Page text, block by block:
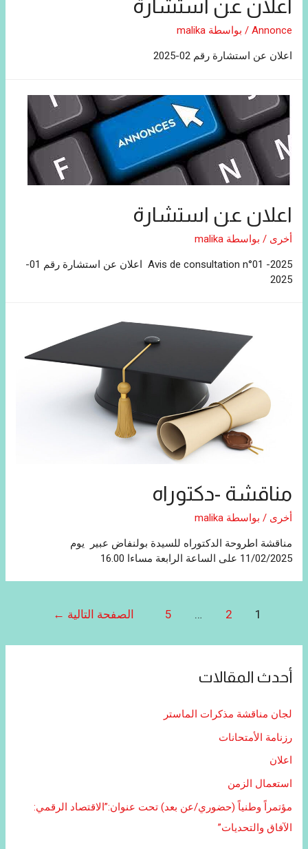
اعلان عن استشارة
Annonce / بواسطة malika
اعلان عن استشارة رقم 02-2025
اعلان عن استشارة
أخرى / بواسطة malika
Avis de consultation n°01 -2025 اعلان عن استشارة رقم 01-
2025
مناقشة -دكتوراه
أخرى / بواسطة malika
مناقشة اطروحة الدكتوراه للسيدة بولنفاض عبير يوم
11/02/2025 على الساعة الرابعة مساءا 16.00
1
2
…
5 الصفحة التالية ←
أحدث المقالات
لجان مناقشة مذكرات الماستر
رزنامة الأمتحانات
اعلان
استعمال الزمن
مؤتمراً وطنياً (حضوري/عن بعد) تحت عنوان:”الاقتصاد الرقمي:
الآفاق والتحديات”